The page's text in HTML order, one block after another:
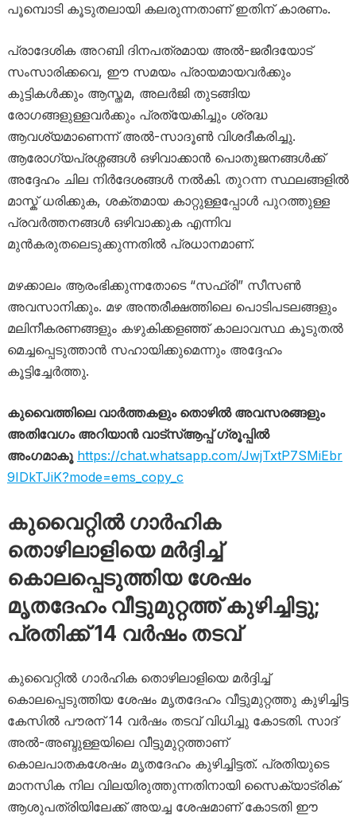
പൂമ്പൊടി കൂടുതലായി കലരുന്നതാണ് ഇതിന് കാരണം.
പ്രാദേശിക അറബി ദിനപത്രമായ അൽ-ജരീദയോട്
സംസാരിക്കവെ, ഈ സമയം പ്രായമായവർക്കും
കുട്ടികൾക്കും ആസ്തമ, അലർജി തുടങ്ങിയ
രോഗങ്ങളുള്ളവർക്കും പ്രത്യേകിച്ചും ശ്രദ്ധ
ആവശ്യമാണെന്ന് അൽ-സാദൂൺ വിശദീകരിച്ചു.
ആരോഗ്യപ്രശ്നങ്ങൾ ഒഴിവാക്കാൻ പൊതുജനങ്ങൾക്ക്
അദ്ദേഹം ചില നിർദേശങ്ങൾ നൽകി. തുറന്ന സ്ഥലങ്ങളിൽ
മാസ്ക് ധരിക്കുക, ശക്തമായ കാറ്റുള്ളപ്പോൾ പുറത്തുള്ള
പ്രവർത്തനങ്ങൾ ഒഴിവാക്കുക എന്നിവ
മുൻകരുതലെടുക്കുന്നതിൽ പ്രധാനമാണ്.
മഴക്കാലം ആരംഭിക്കുന്നതോടെ “സഫ്രി” സീസൺ
അവസാനിക്കും. മഴ അന്തരീക്ഷത്തിലെ പൊടിപടലങ്ങളും
മലിനീകരണങ്ങളും കഴുകിക്കളഞ്ഞ് കാലാവസ്ഥ കൂടുതൽ
മെച്ചപ്പെടുത്താൻ സഹായിക്കുമെന്നും അദ്ദേഹം
കൂട്ടിച്ചേർത്തു.
കുവൈത്തിലെ വാർത്തകളും തൊഴിൽ അവസരങ്ങളും
അതിവേഗം അറിയാൻ വാട്സ്ആപ്പ് ഗ്രൂപ്പിൽ
അംഗമാകൂ https://chat.whatsapp.com/JwjTxtP7SMiEbr
9IDkTJiK?mode=ems_copy_c
കുവൈറ്റിൽ ഗാര്‍ഹിക
തൊഴിലാളിയെ മർദ്ദിച്ച്
കൊലപ്പെടുത്തിയ ശേഷം
മൃതദേഹം വീട്ടുമുറ്റത്ത് കുഴിച്ചിട്ടു;
പ്രതിക്ക് 14 വർഷം തടവ്
കുവൈറ്റിൽ ഗാര്‍ഹിക തൊഴിലാളിയെ മർദ്ദിച്ച്
കൊലപ്പെടുത്തിയ ശേഷം മൃതദേഹം വീട്ടുമുറ്റത്തു കുഴിച്ചിട്ട
കേസിൽ പൗരന് 14 വർഷം തടവ് വിധിച്ചു കോടതി. സാദ്
അൽ-അബ്ദുള്ളയിലെ വീട്ടുമുറ്റത്താണ്
കൊലപാതകശേഷം മൃതദേഹം കുഴിച്ചിട്ടത്. പ്രതിയുടെ
മാനസിക നില വിലയിരുത്തുന്നതിനായി സൈക്യാട്രിക്
ആശുപത്രിയിലേക്ക് അയച്ച ശേഷമാണ് കോടതി ഈ